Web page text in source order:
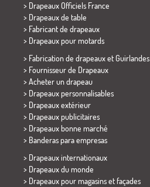
> Drapeaux Officiels France
> Drapeaux de table
> Fabricant de drapeaux
> Drapeaux pour motards
> Fabrication de drapeaux et Guirlandes
> Fournisseur de Drapeaux
> Acheter un drapeau
> Drapeaux personnalisables
> Drapeaux extérieur
> Drapeaux publicitaires
> Drapeaux bonne marché
> Banderas para empresas
> Drapeaux internationaux
> Drapeaux du monde
> Drapeaux pour magasins et façades